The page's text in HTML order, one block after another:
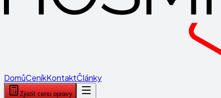
DomůCeníkKontaktČlánky
Zjistit cenu opravy